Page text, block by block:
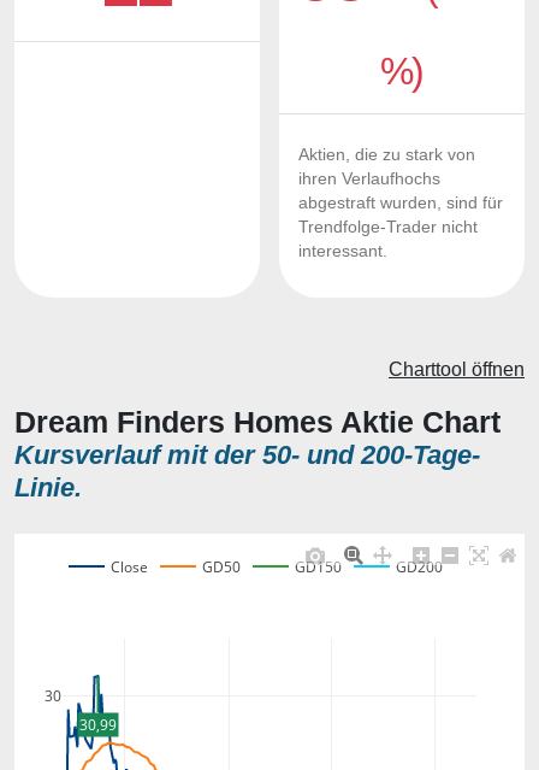
%)
Aktien, die zu stark von
ihren Verlaufhochs
abgestraft wurden, sind für
Trendfolge-Trader nicht
interessant.
Dream Finders Homes Aktie Chart
Kursverlauf mit der 50- und 200-Tage-
Linie.
Charttool öffnen
30
Close GD50 GD150 GD200
30,99